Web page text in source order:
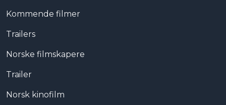
Kommende filmer
Trailers
Norske filmskapere
Trailer
Norsk kinofilm